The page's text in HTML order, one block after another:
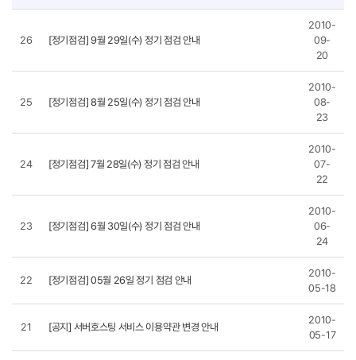
26 [정기점검] 9월 29일(수) 정기 점검 안내
2010-
09-
20
25 [정기점검] 8월 25일(수) 정기 점검 안내
2010-
08-
23
24 [정기점검] 7월 28일(수) 정기 점검 안내
2010-
07-
22
23 [정기점검] 6월 30일(수) 정기 점검 안내
2010-
06-
24
22 [정기점검] 05월 26일 정기 점검 안내
2010-
05-18
21 [공지] 서버호스팅 서비스 이용약관 변경 안내
2010-
05-17